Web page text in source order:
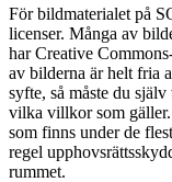
För bildmaterialet på
licenser. Många av
har Creative
av bilderna är helt fria
syfte, så måste du
vilka villkor som
som finns under de
regel
rummet.